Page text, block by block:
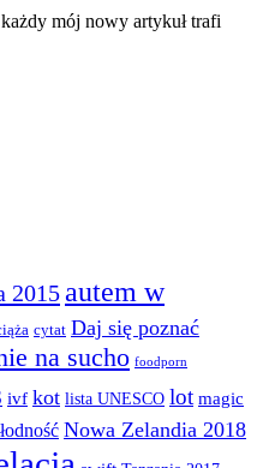
mój nowy artykuł trafi
2015autem w
cytat Daj się poznać
na sucho foodporn
ivf kot lista UNESCO lot magic
Nowa Zelandia 2018